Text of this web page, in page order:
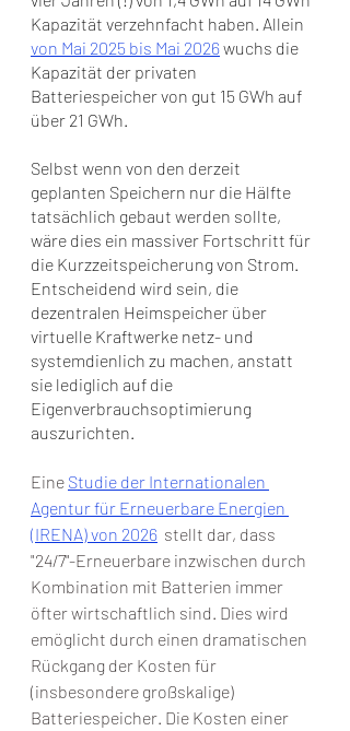
Kapazität verzehnfacht haben. Allein
von Mai 2025 bis Mai 2026 wuchs die
Kapazität der privaten
Batteriespeicher von gut 15 GWh auf
über 21 GWh.
Selbst wenn von den derzeit
geplanten Speichern nur die Hälfte
tatsächlich gebaut werden sollte,
wäre dies ein massiver Fortschritt für
die Kurzzeitspeicherung von Strom.
Entscheidend wird sein, die
dezentralen Heimspeicher über
virtuelle Kraftwerke netz- und
systemdienlich zu machen, anstatt
sie lediglich auf die
Eigenverbrauchsoptimierung
auszurichten.
Eine Studie der Internationalen
Agentur für Erneuerbare Energien
(IRENA) von 2026
  stellt dar, dass
"24/7"-Erneuerbare inzwischen durch
Kombination mit Batterien immer
öfter wirtschaftlich sind. Dies wird
emöglicht durch einen dramatischen
Rückgang der Kosten für
(insbesondere großskalige)
Batteriespeicher. Die Kosten einer